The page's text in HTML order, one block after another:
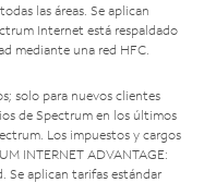
las áreas. Se aplican
Internet está respaldado
mediante una red HFC.
solo para nuevos clientes
de Spectrum en los últimos
Los impuestos y cargos
INTERNET ADVANTAGE:
Se aplican tarifas estándar